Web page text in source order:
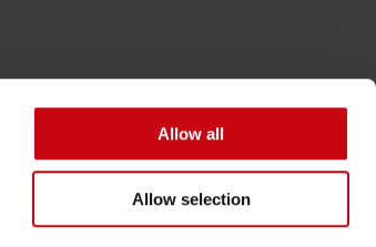
Allow all
Allow selection